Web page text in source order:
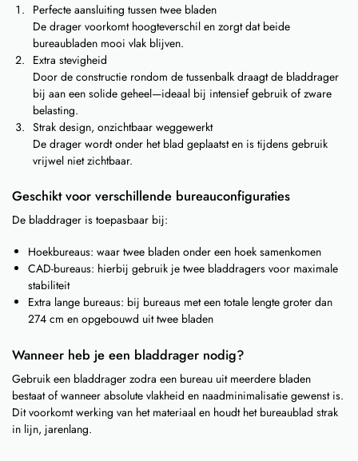
Perfecte aansluiting tussen twee bladen
De drager voorkomt hoogteverschil en zorgt dat beide
bureaubladen mooi vlak blijven.
Extra stevigheid
Door de constructie rondom de tussenbalk draagt de bladdrager
bij aan een solide geheel—ideaal bij intensief gebruik of zware
belasting.
Strak design, onzichtbaar weggewerkt
De drager wordt onder het blad geplaatst en is tijdens gebruik
vrijwel niet zichtbaar.
Geschikt voor verschillende bureauconfiguraties
De bladdrager is toepasbaar bij:
Hoekbureaus: waar twee bladen onder een hoek samenkomen
CAD-bureaus: hierbij gebruik je twee bladdragers voor maximale
stabiliteit
Extra lange bureaus: bij bureaus met een totale lengte groter dan
274 cm en opgebouwd uit twee bladen
Wanneer heb je een bladdrager nodig?
Gebruik een bladdrager zodra een bureau uit meerdere bladen
bestaat of wanneer absolute vlakheid en naadminimalisatie gewenst is.
Dit voorkomt werking van het materiaal en houdt het bureaublad strak
in lijn, jarenlang.